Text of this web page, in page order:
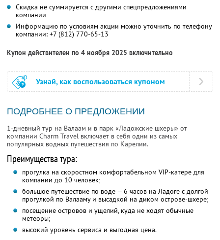
Скидка не суммируется с другими спецпредложениями
компании
Информацию по условиям акции можно уточнить по телефону
компании: +7 (812) 770-65-13
Купон действителен по 4 ноября 2025 включительно
Узнай, как воспользоваться купоном
ПОДРОБНЕЕ О ПРЕДЛОЖЕНИИ
1-дневный тур на Валаам и в парк «Ладожские шхеры» от
компании Charm Travel включает в себя одни из самых
популярных водных путешествия по Карелии.
Преимущества тура:
прогулка на скоростном комфортабельном VIP-катере для
компании до 10 человек;
большое путешествие по воде — 6 часов на Ладоге с долгой
прогулкой по Валааму и высадкой на диком острове-шхере;
посещение островов и ущелий, куда не ходят обычные
метеоры;
высокий уровень сервиса и выгодная цена.